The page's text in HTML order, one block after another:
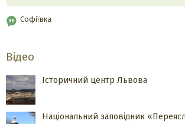
Софіївка
Відео
Історичний центр Львова
Національний заповідник